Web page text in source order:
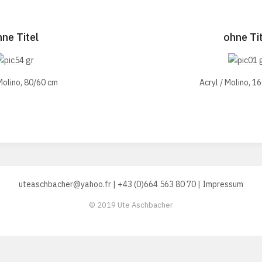
Titel
80/60 cm
ohne
Acryl / Molino,
uteaschbacher@yahoo.fr | +43 (0)664 563 80 70 | Impressum
© 2019 Ute Aschbacher